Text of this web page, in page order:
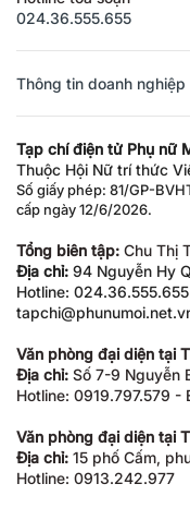
024.36.555.655
Thông tin doanh nghiệp
Tạp chí điện tử Phụ nữ
Thuộc Hội Nữ trí thức
Số giấy phép: 81/GP-
cấp ngày 12/6/2026.
Tổng biên tập: Chu Thị
Địa chỉ: 94 Nguyễn Hy
Hotline:
Văn phòng đại diện tại
Địa chỉ: Số 7-9 Nguyễn
Hotline: 0919.797.579 -
Văn phòng đại diện tại
Địa chỉ: 15 phố Cấm,
Hotline: 0913.242.977